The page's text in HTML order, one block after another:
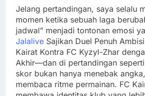
Jelang pertandingan, saya selalu
momen ketika sebuah laga
jadwal” menjadi tontonan emosi
Jalalive Sajikan Duel Penuh
Kairat Kontra FC Kyzyl-Zhar
Akhir—dan di pertandingan
skor bukan hanya menebak
membaca ritme permainan. FC